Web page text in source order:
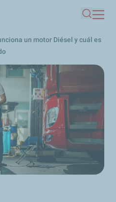
contenido
Buscar
un motor Diésel y cuál es